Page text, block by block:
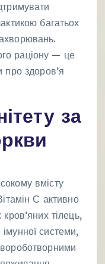
багатьох
раціону — це
про здоров’я
за
вмісту
С активно
тілець,
системи,